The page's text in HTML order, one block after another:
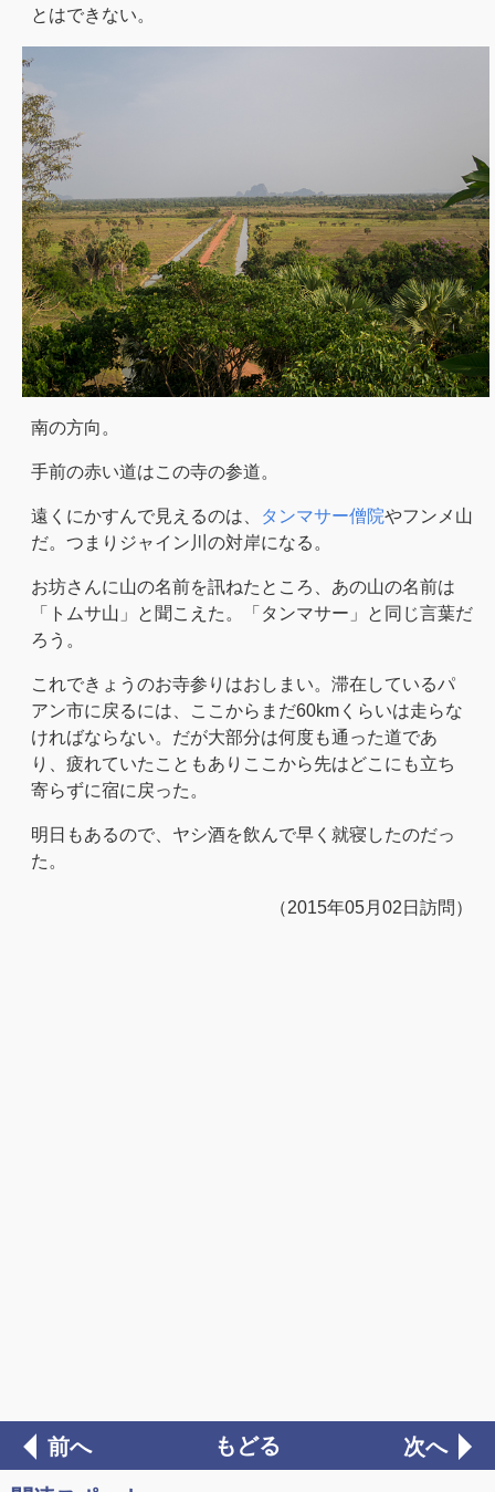
とはできない。
南の方向。
手前の赤い道はこの寺の参道。
遠くにかすんで見えるのは、 タンマサー僧院やフンメ山
だ。つまりジャイン川の対岸になる。
お坊さんに山の名前を訊ねたところ、あの山の名前は
「トムサ山」と聞こえた。「タンマサー」と同じ言葉だ
ろう。
これできょうのお寺参りはおしまい。滞在しているパ
アン市に戻るには、ここからまだ60kmくらいは走らな
ければならない。だが大部分は何度も通った道であ
り、疲れていたこともありここから先はどこにも立ち
寄らずに宿に戻った。
明日もあるので、ヤシ酒を飲んで早く就寝したのだっ
た。
（2015年05月02日訪問）
前へ もどる 次へ